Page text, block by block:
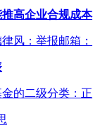
高企业合规成本
风：举报邮箱：
的二级分类：正